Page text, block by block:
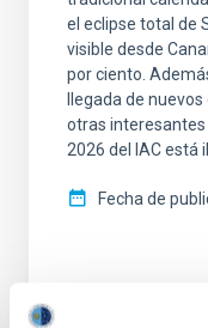
el eclipse total de
visible desde
por ciento.
llegada de
otras interesantes
2026 del IAC está
Fecha de